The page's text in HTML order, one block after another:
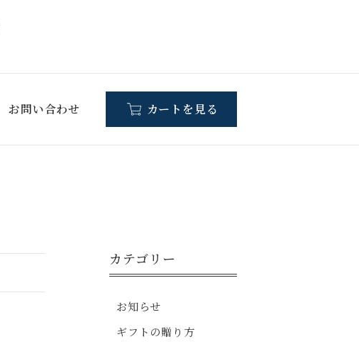
ギフトセット
お問い合わせ カートを見る
カテゴリー
お知らせ
ギフトの贈り方